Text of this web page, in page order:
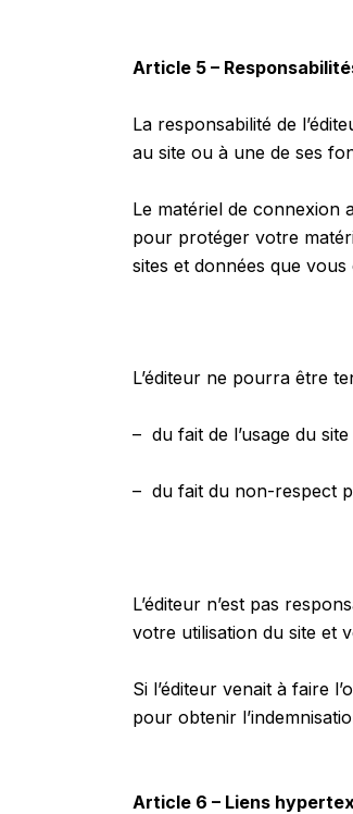
Article 5 –
La responsabilité de
au site ou à une de ses
Le matériel de connexion
pour protéger votre
sites et données que vous
L’éditeur ne pourra être
– du fait de l’usage du
– du fait du non-respect
L’éditeur n’est pas
votre utilisation du site et
Si l’éditeur venait à faire
pour obtenir
Article 6 – Liens